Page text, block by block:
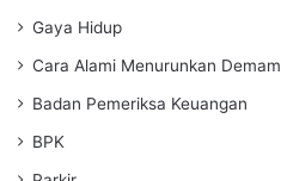
Gaya Hidup
Cara Alami Menurunkan Demam
Badan Pemeriksa Keuangan
BPK